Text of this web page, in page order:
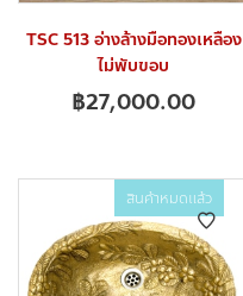
TSC 513 อ่างล้างมือทองเหลือง
ไม่พับขอบ
฿27,000.00
สินค้าหมดแล้ว